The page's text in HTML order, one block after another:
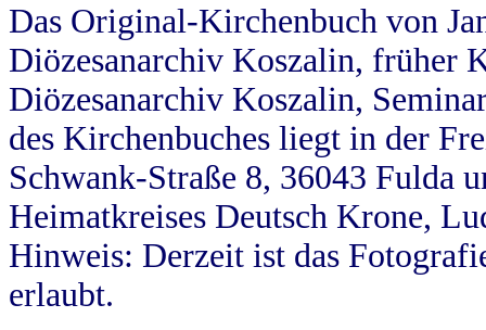
Das Original-Kirchenbuch von
Diözesanarchiv Koszalin, früher
Diözesanarchiv Koszalin,
des Kirchenbuches liegt in der
Schwank-Straße 8, 36043 Fulda
Heimatkreises Deutsch Krone,
Hinweis: Derzeit ist das
erlaubt.